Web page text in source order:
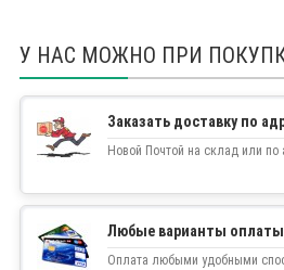
У НАС МОЖНО ПРИ
Заказать доставку по
Новой Почтой на склад или по
Любые варианты оплаты
Оплата любыми удобными